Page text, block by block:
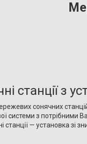
станції з
сонячних
системи з потрібними
станції — установка зі